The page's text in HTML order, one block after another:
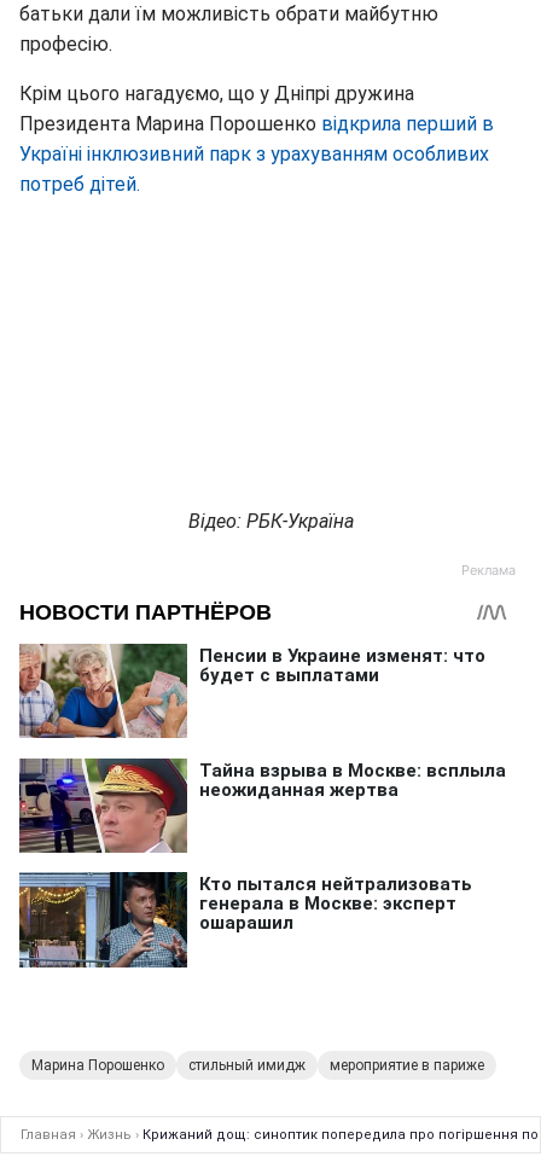
батьки дали їм можливість обрати майбутню
професію.
Крім цього нагадуємо, що у Дніпрі дружина
Президента Марина Порошенко відкрила перший в
Україні інклюзивний парк з урахуванням особливих
потреб дітей.
Відео: РБК-Україна
Марина Порошенко стильный имидж мероприятие в париже
Главная › Жизнь › Крижаний дощ: синоптик попередила про погіршення